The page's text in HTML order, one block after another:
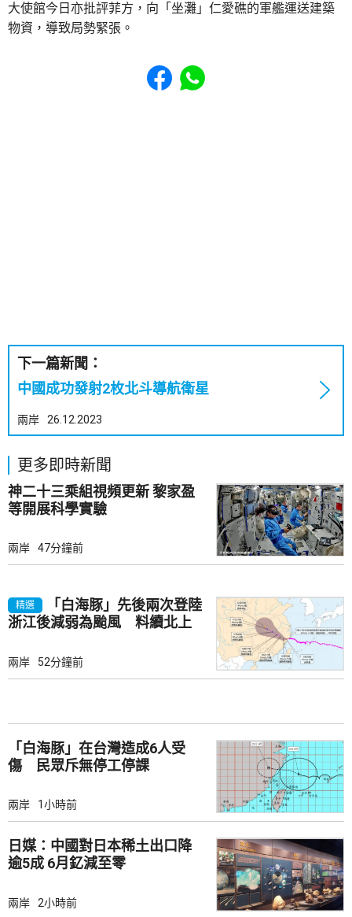
大使館今日亦批評菲方，向「坐灘」仁愛礁的軍艦運送建築
物資，導致局勢緊張。
Share to Facebook
Share to WhatsApp
下一篇新聞：
中國成功發射2枚北斗導航衛星
兩岸 26.12.2023
更多即時新聞
神二十三乘組視頻更新 黎家盈
等開展科學實驗
兩岸 47分鐘前
精選
「白海豚」先後兩次登陸
浙江後減弱為颱風 料續北上
兩岸 52分鐘前
「白海豚」在台灣造成6人受
傷 民眾斥無停工停課
兩岸 1小時前
日媒：中國對日本稀土出口降
逾5成 6月釔減至零
兩岸 2小時前